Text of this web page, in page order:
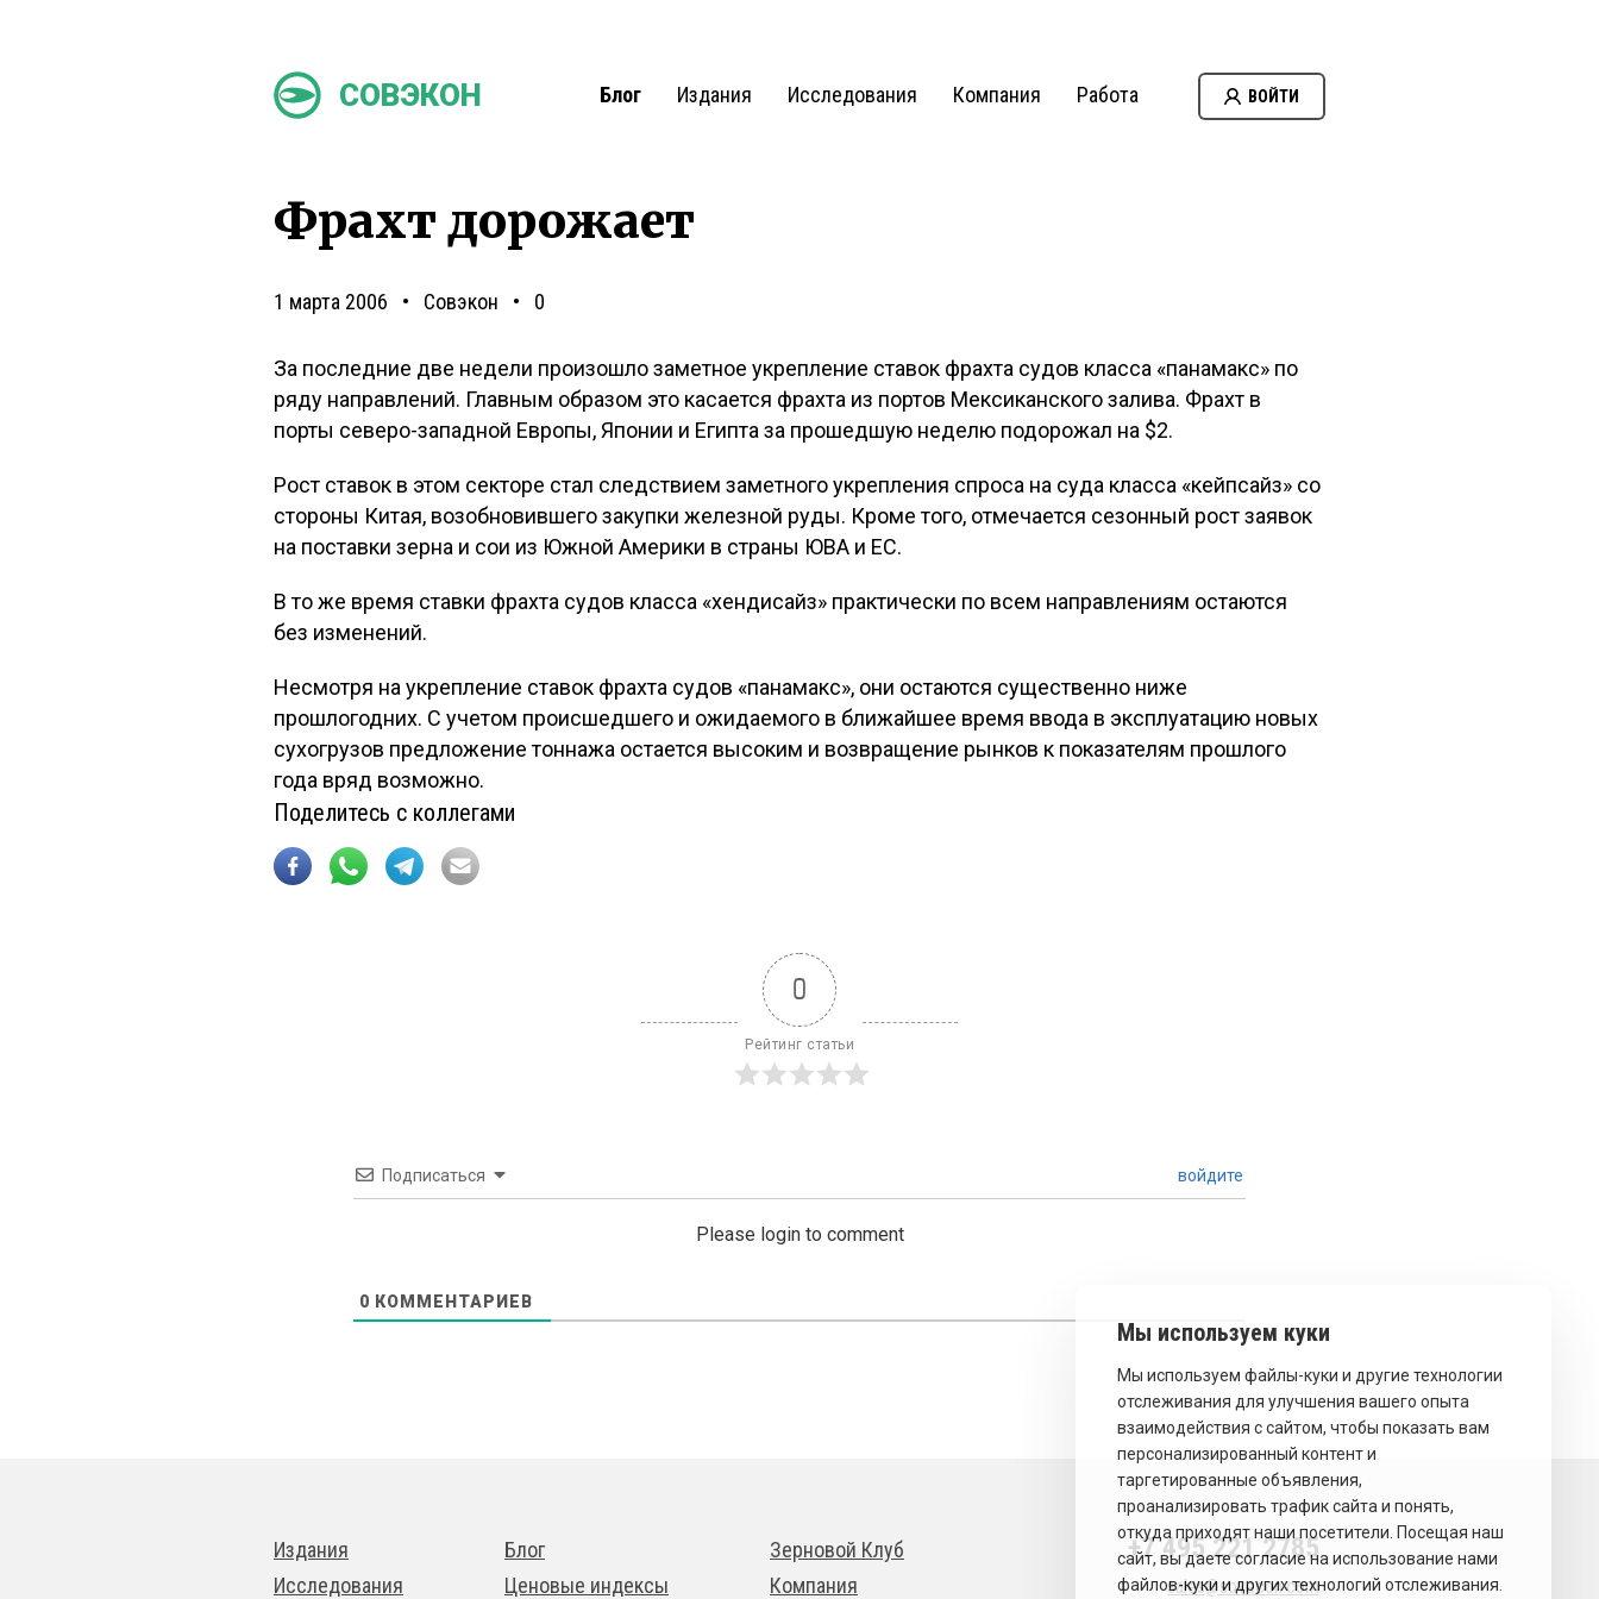
СОВЭКОН Блог Издания Исследования Компания Работа ВОЙТИ
Фрахт дорожает
1 марта 2006 Совэкон 0
За последние две недели произошло заметное укрепление ставок фрахта судов класса «панамакс» по
ряду направлений. Главным образом это касается фрахта из портов Мексиканского залива. Фрахт в
порты северо-западной Европы, Японии и Египта за прошедшую неделю подорожал на $2.
Рост ставок в этом секторе стал следствием заметного укрепления спроса на суда класса «кейпсайз» со
стороны Китая, возобновившего закупки железной руды. Кроме того, отмечается сезонный рост заявок
на поставки зерна и сои из Южной Америки в страны ЮВА и ЕС.
В то же время ставки фрахта судов класса «хендисайз» практически по всем направлениям остаются
без изменений.
Несмотря на укрепление ставок фрахта судов «панамакс», они остаются существенно ниже
прошлогодних. С учетом происшедшего и ожидаемого в ближайшее время ввода в эксплуатацию новых
сухогрузов предложение тоннажа остается высоким и возвращение рынков к показателям прошлого
года вряд возможно.
Поделитесь с коллегами
0
Рейтинг статьи
Подписаться войдите
Please login to comment
0 КОММЕНТАРИЕВ
Издания
Исследования
Блог
Ценовые индексы
Зерновой Клуб
Компания
+7 495 221 2785
sales@sovecon.com